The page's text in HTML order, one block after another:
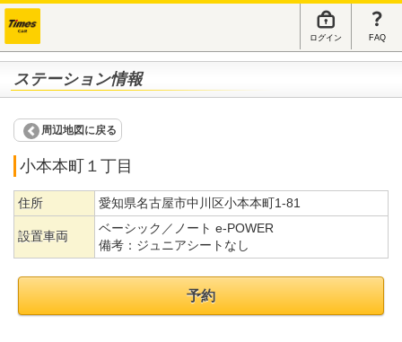
ログイン FAQ
ステーション情報
周辺地図に戻る
小本本町１丁目
住所 愛知県名古屋市中川区小本本町1-81
設置車両
ベーシック／ノート e-POWER
備考： ジュニアシートなし
予約